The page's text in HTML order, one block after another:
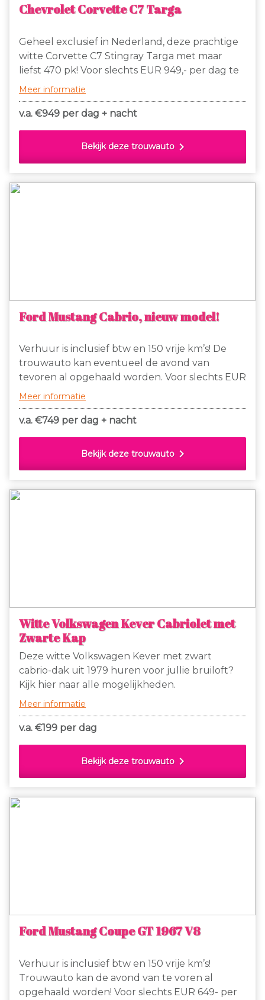
Chevrolet Corvette C7 Targa
Geheel exclusief in Nederland, deze prachtige
witte Corvette C7 Stingray Targa met maar
liefst 470 pk! Voor slechts EUR 949,- per dag te
huur. Dit is de enige witte Corvette C7 die
en daarna slechts EUR 1,50 extra per km. Gaan
Corvette C7 om jullie dag tot een
onvergetelijke dag te maken!
Meer informatie
v.a. €949 per dag + nacht
Bekijk deze trouwauto chevron_right
Ford Mustang Cabrio, nieuw model!
Verhuur is inclusief btw en 150 vrije km’s! De
trouwauto kan eventueel de avond van
tevoren al opgehaald worden. Voor slechts EUR
749- per dag + nacht te huur; deze prachtige
witte Ford Mustang cabrio, nieuwste model! Dit
is de enige witte Ford Mustang cabrio (nieuw
150 km vrij en daarna slechts EUR 1,50 extra per
km. Gaan jullie binnenkort trouwen, huur dan
onvergetelijke dag te maken!
Meer informatie
v.a. €749 per dag + nacht
Bekijk deze trouwauto chevron_right
Witte Volkswagen Kever Cabriolet met
Zwarte Kap
Deze witte Volkswagen Kever met zwart
cabrio-dak uit 1979 huren voor jullie bruiloft?
Kijk hier naar alle mogelijkheden.
Meer informatie
v.a. €199 per dag
Bekijk deze trouwauto chevron_right
Ford Mustang Coupe GT 1967 V8
Verhuur is inclusief btw en 150 vrije km’s!
Trouwauto kan de avond van te voren al
opgehaald worden! Voor slechts EUR 649- per